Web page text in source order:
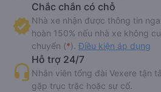
Chắc chắn có chỗ
Nhà xe nhận được thông tin
hoàn 150% nếu nhà xe không
chuyển (*). Điều kiện áp dụng
Hỗ trợ 24/7
Nhân viên tổng đài Vexere tận
gặp trục trặc hoặc sự cố.